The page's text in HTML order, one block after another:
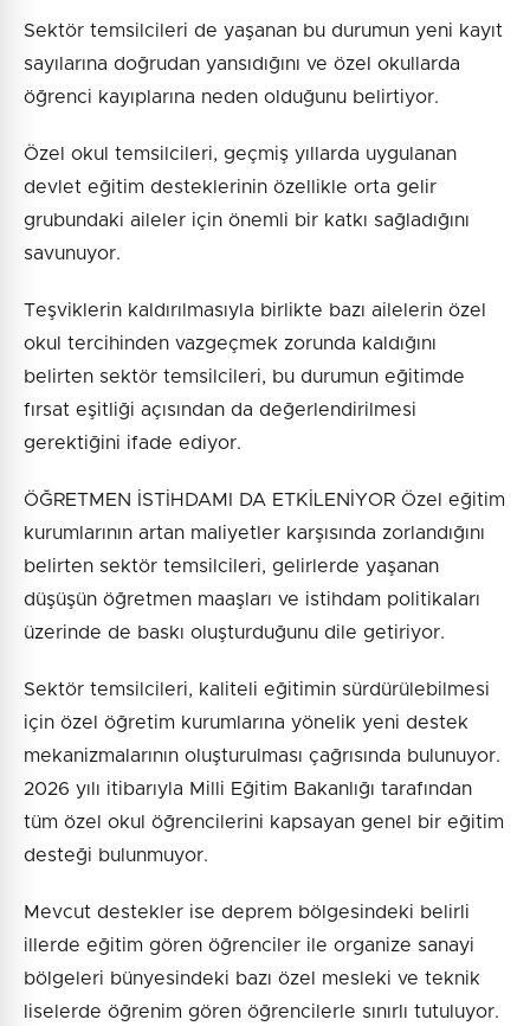
Sektör temsilcileri de yaşanan bu durumun yeni kayıt
sayılarına doğrudan yansıdığını ve özel okullarda
öğrenci kayıplarına neden olduğunu belirtiyor.
Özel okul temsilcileri, geçmiş yıllarda uygulanan
devlet eğitim desteklerinin özellikle orta gelir
grubundaki aileler için önemli bir katkı sağladığını
savunuyor.
Teşviklerin kaldırılmasıyla birlikte bazı ailelerin özel
okul tercihinden vazgeçmek zorunda kaldığını
belirten sektör temsilcileri, bu durumun eğitimde
fırsat eşitliği açısından da değerlendirilmesi
gerektiğini ifade ediyor.
ÖĞRETMEN İSTİHDAMI DA ETKİLENİYOR Özel eğitim
kurumlarının artan maliyetler karşısında zorlandığını
belirten sektör temsilcileri, gelirlerde yaşanan
düşüşün öğretmen maaşları ve istihdam politikaları
üzerinde de baskı oluşturduğunu dile getiriyor.
Sektör temsilcileri, kaliteli eğitimin sürdürülebilmesi
için özel öğretim kurumlarına yönelik yeni destek
mekanizmalarının oluşturulması çağrısında bulunuyor.
2026 yılı itibarıyla Milli Eğitim Bakanlığı tarafından
tüm özel okul öğrencilerini kapsayan genel bir eğitim
desteği bulunmuyor.
Mevcut destekler ise deprem bölgesindeki belirli
illerde eğitim gören öğrenciler ile organize sanayi
bölgeleri bünyesindeki bazı özel mesleki ve teknik
liselerde öğrenim gören öğrencilerle sınırlı tutuluyor.